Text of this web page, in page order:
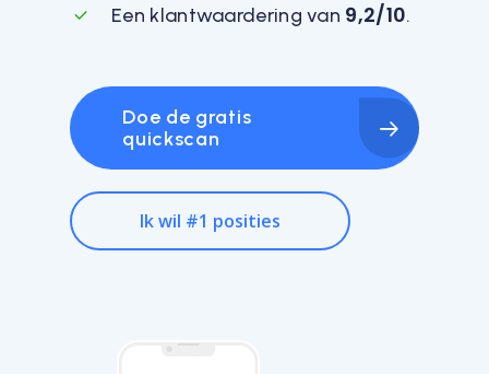
Een klantwaardering van 9,2/10.
Doe de gratis
quickscan
Ik wil #1 posities